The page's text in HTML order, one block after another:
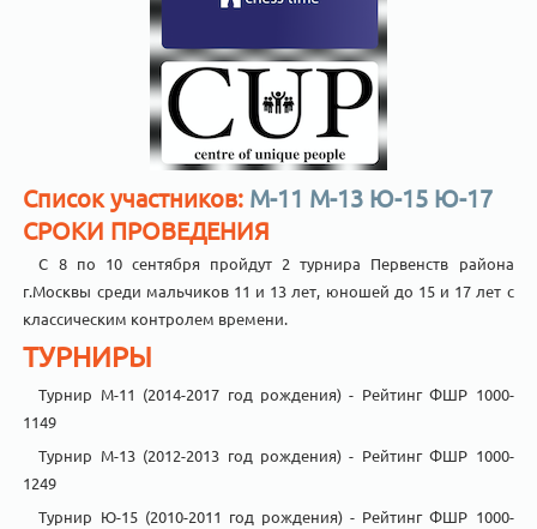
Список участников: М-11 М-13 Ю-15 Ю-17
СРОКИ ПРОВЕДЕНИЯ
С 8 по 10 сентября пройдут 2 турнира Первенств района
г.Москвы среди мальчиков 11 и 13 лет, юношей до 15 и 17 лет с
классическим контролем времени.
ТУРНИРЫ
Турнир М-11 (2014-2017 год рождения) - Рейтинг ФШР 1000-
1149
Турнир М-13 (2012-2013 год рождения) - Рейтинг ФШР 1000-
1249
Турнир Ю-15 (2010-2011 год рождения) - Рейтинг ФШР 1000-